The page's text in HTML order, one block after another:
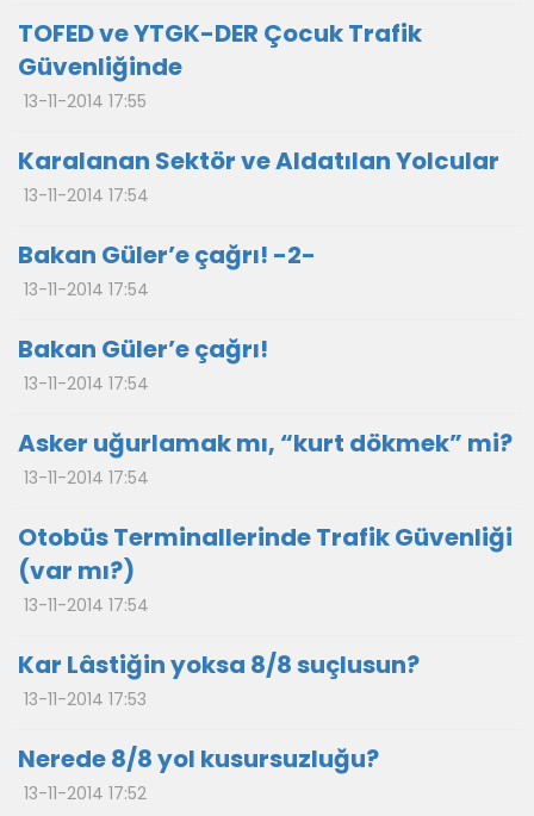
TOFED ve YTGK-DER Çocuk Trafik
Güvenliğinde
13-11-2014 17:55
Karalanan Sektör ve Aldatılan Yolcular
13-11-2014 17:54
Bakan Güler’e çağrı! -2-
13-11-2014 17:54
Bakan Güler’e çağrı!
13-11-2014 17:54
Asker uğurlamak mı, “kurt dökmek” mi?
13-11-2014 17:54
Otobüs Terminallerinde Trafik Güvenliği
(var mı?)
13-11-2014 17:54
Kar Lâstiğin yoksa 8/8 suçlusun?
13-11-2014 17:53
Nerede 8/8 yol kusursuzluğu?
13-11-2014 17:52